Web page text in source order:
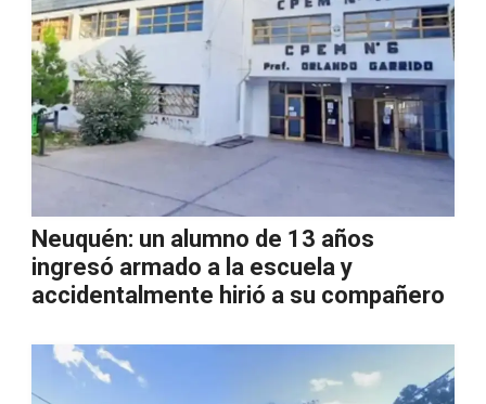
Neuquén: un alumno de 13 años
ingresó armado a la escuela y
accidentalmente hirió a su compañero